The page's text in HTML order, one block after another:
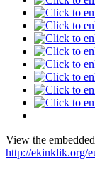
View the
http://ekinklik.org/